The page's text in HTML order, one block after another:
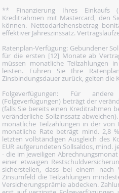
** Finanzierung Ihres Einkaufs
Kreditrahmen mit Mastercard, den
können. Nettodarlehensbetrag
effektiver Jahreszinssatz.
Ratenplan-Verfügung: Gebundener
für die ersten [12] Monate ab
müssen monatliche Teilzahlungen
leisten. Führen Sie Ihre
Zinsbindungsdauer zurück, gelten
Folgeverfügungen: Für
(Folgeverfügungen) beträgt der
(falls Sie bereits einen Kreditrahmen
veränderliche Sollzinssatz
monatliche Teilzahlungen in der
monatliche Rate beträgt mind. 2,8
letzten vollständigen Ausgleich des
EUR aufgerundeten Sollsaldos, mind.
- die im jeweiligen
einer etwaigen
sicherstellen, dass bei einem nach
Zinsumfeld die Teilzahlungen
Versicherungsprämie abdecken.